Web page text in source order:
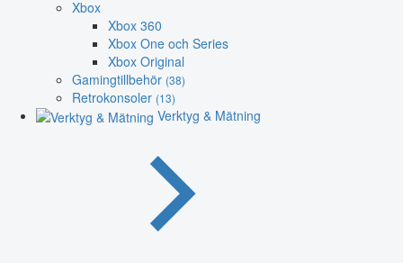
Xbox
Xbox 360
Xbox One och Series
Xbox Original
Gamingtillbehör (38)
Retrokonsoler (13)
Verktyg & Mätning